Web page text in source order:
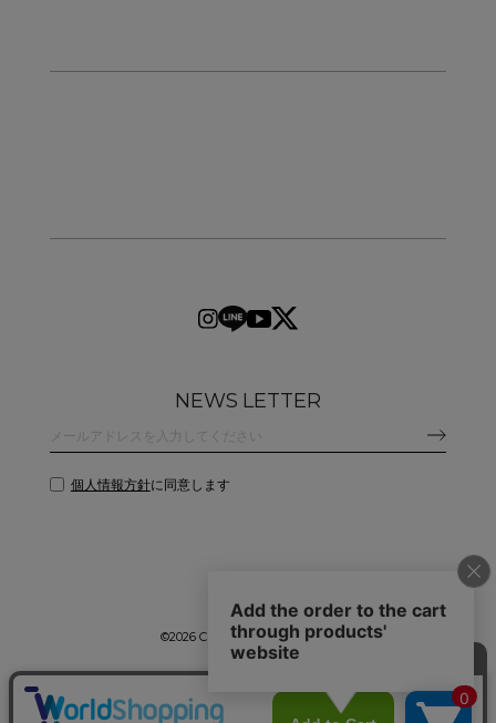
NEWS LETTER
個人情報方針に同意します
©2026 CLANE DESIGN CO.,LTD